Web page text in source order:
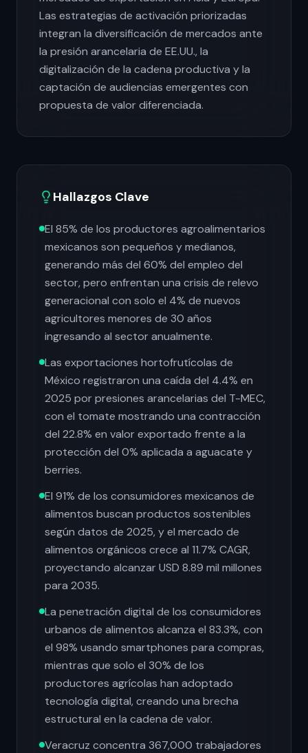
Las estrategias de activación priorizadas
integran la diversificación de mercados ante
la presión arancelaria de EE.UU., la
digitalización de la cadena productiva y la
captación de audiencias emergentes con
propuesta de valor diferenciada.
Hallazgos Clave
El 85% de los productores agroalimentarios
mexicanos son pequeños y medianos,
generando más del 60% del empleo del
sector, pero enfrentan una crisis de relevo
generacional con solo el 4% de nuevos
agricultores menores de 30 años
ingresando al sector anualmente.
Las exportaciones hortofrutícolas de
México registraron una caída del 4.4% en
2025 por presiones arancelarias del T-MEC,
con el tomate mostrando una contracción
del 22.8% en valor exportado frente a la
protección del 0% aplicada a aguacate y
berries.
El 91% de los consumidores mexicanos de
alimentos buscan productos sostenibles
según datos de 2025, y el mercado de
alimentos orgánicos crece al 11.7% CAGR,
proyectando alcanzar USD 8.89 mil millones
para 2035.
La penetración digital de los consumidores
urbanos de alimentos alcanza el 83.3%, con
el 98% usando smartphones para compras,
mientras que solo el 30% de los
productores agrícolas han adoptado
tecnología digital, creando una brecha
estructural en la cadena de valor.
Veracruz concentra 367,000 trabajadores